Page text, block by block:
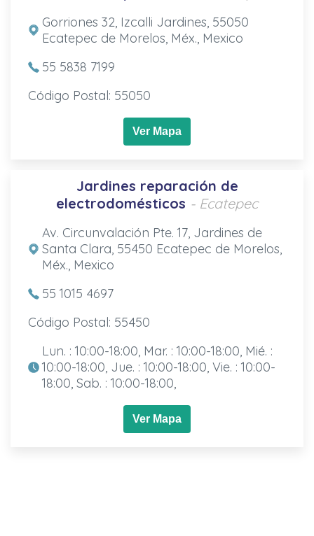
Gorriones 32, Izcalli Jardines, 55050
Ecatepec de Morelos, Méx., Mexico
55 5838 7199
Código Postal: 55050
Ver Mapa
Jardines reparación de
electrodomésticos - Ecatepec
Av. Circunvalación Pte. 17, Jardines de
Santa Clara, 55450 Ecatepec de Morelos,
Méx., Mexico
55 1015 4697
Código Postal: 55450
Lun. : 10:00-18:00, Mar. : 10:00-18:00, Mié. :
10:00-18:00, Jue. : 10:00-18:00, Vie. : 10:00-
18:00, Sab. : 10:00-18:00,
Ver Mapa